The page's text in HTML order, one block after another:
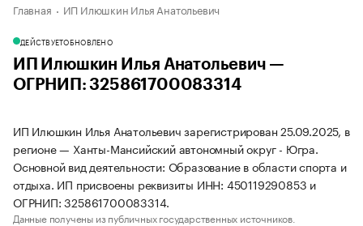
Главная ИП Илюшкин Илья Анатольевич
ДЕЙСТВУЕТОБНОВЛЕНО
ИП Илюшкин Илья Анатольевич —
ОГРНИП: 325861700083314
ИП Илюшкин Илья Анатольевич зарегистрирован 25.09.2025, в
регионе — Ханты-Мансийский автономный округ - Югра.
Основной вид деятельности: Образование в области спорта и
отдыха. ИП присвоены реквизиты ИНН: 450119290853 и
ОГРНИП: 325861700083314.
Данные получены из публичных государственных источников.